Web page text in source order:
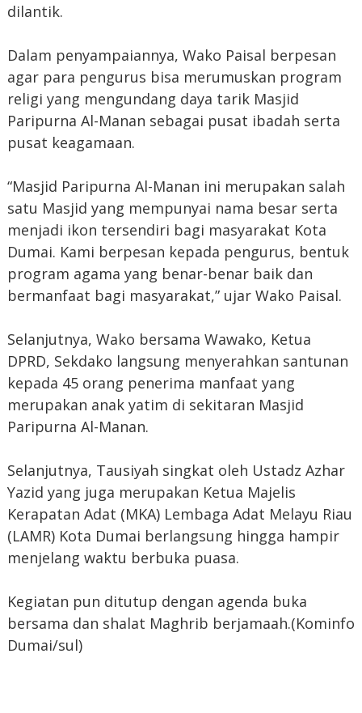
dilantik.
Dalam penyampaiannya, Wako Paisal berpesan
agar para pengurus bisa merumuskan program
religi yang mengundang daya tarik Masjid
Paripurna Al-Manan sebagai pusat ibadah serta
pusat keagamaan.
“Masjid Paripurna Al-Manan ini merupakan salah
satu Masjid yang mempunyai nama besar serta
menjadi ikon tersendiri bagi masyarakat Kota
Dumai. Kami berpesan kepada pengurus, bentuk
program agama yang benar-benar baik dan
bermanfaat bagi masyarakat,” ujar Wako Paisal.
Selanjutnya, Wako bersama Wawako, Ketua
DPRD, Sekdako langsung menyerahkan santunan
kepada 45 orang penerima manfaat yang
merupakan anak yatim di sekitaran Masjid
Paripurna Al-Manan.
Selanjutnya, Tausiyah singkat oleh Ustadz Azhar
Yazid yang juga merupakan Ketua Majelis
Kerapatan Adat (MKA) Lembaga Adat Melayu Riau
(LAMR) Kota Dumai berlangsung hingga hampir
menjelang waktu berbuka puasa.
Kegiatan pun ditutup dengan agenda buka
bersama dan shalat Maghrib berjamaah.(Kominfo
Dumai/sul)